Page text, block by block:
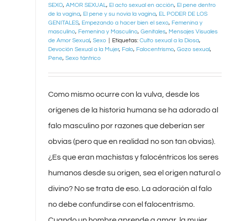
SEXO, AMOR SEXUAL, El acto sexual en acción, El pene dentro
de la vagina, El pene y su novia la vagina, EL PODER DE LOS
GENITALES, Empezando a hacer bien el sexo, Femenina y
masculino, Femenina y Masculino, Genitales, Mensajes Visuales
de Amor Sexual, Sexo Etiquetas: Culto sexual a la Diosa,
Devoción Sexual a la Mujer, Falo, Falocentrismo, Gozo sexual,
Pene, Sexo tántrico
Como mismo ocurre con la vulva, desde los
orígenes de la historia humana se ha adorado al
falo masculino por razones que deberían ser
obvias (pero que en realidad no son tan obvias).
¿Es que eran machistas y falocéntricos los seres
humanos desde su origen, sea el origen natural o
divino? No se trata de eso. La adoración al falo
no debe confundirse con el falocentrismo.